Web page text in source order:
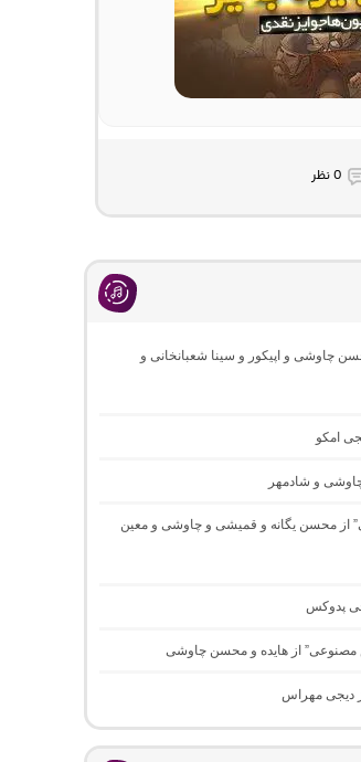
0 نظر
با حضور محسن چاوشی و اپیکور و سینا شعبانخانی و
و شادمهر
از محسن یگانه و قمیشی و چاوشی و معین
از هایده و محسن چاوشی